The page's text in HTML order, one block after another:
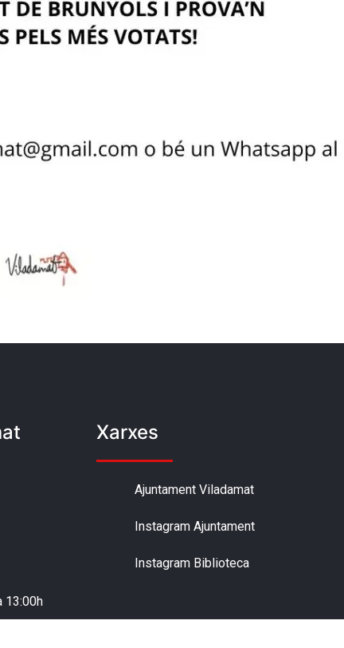
13:00h
Xarxes
Ajuntament Viladamat
Instagram Ajuntament
Instagram Biblioteca